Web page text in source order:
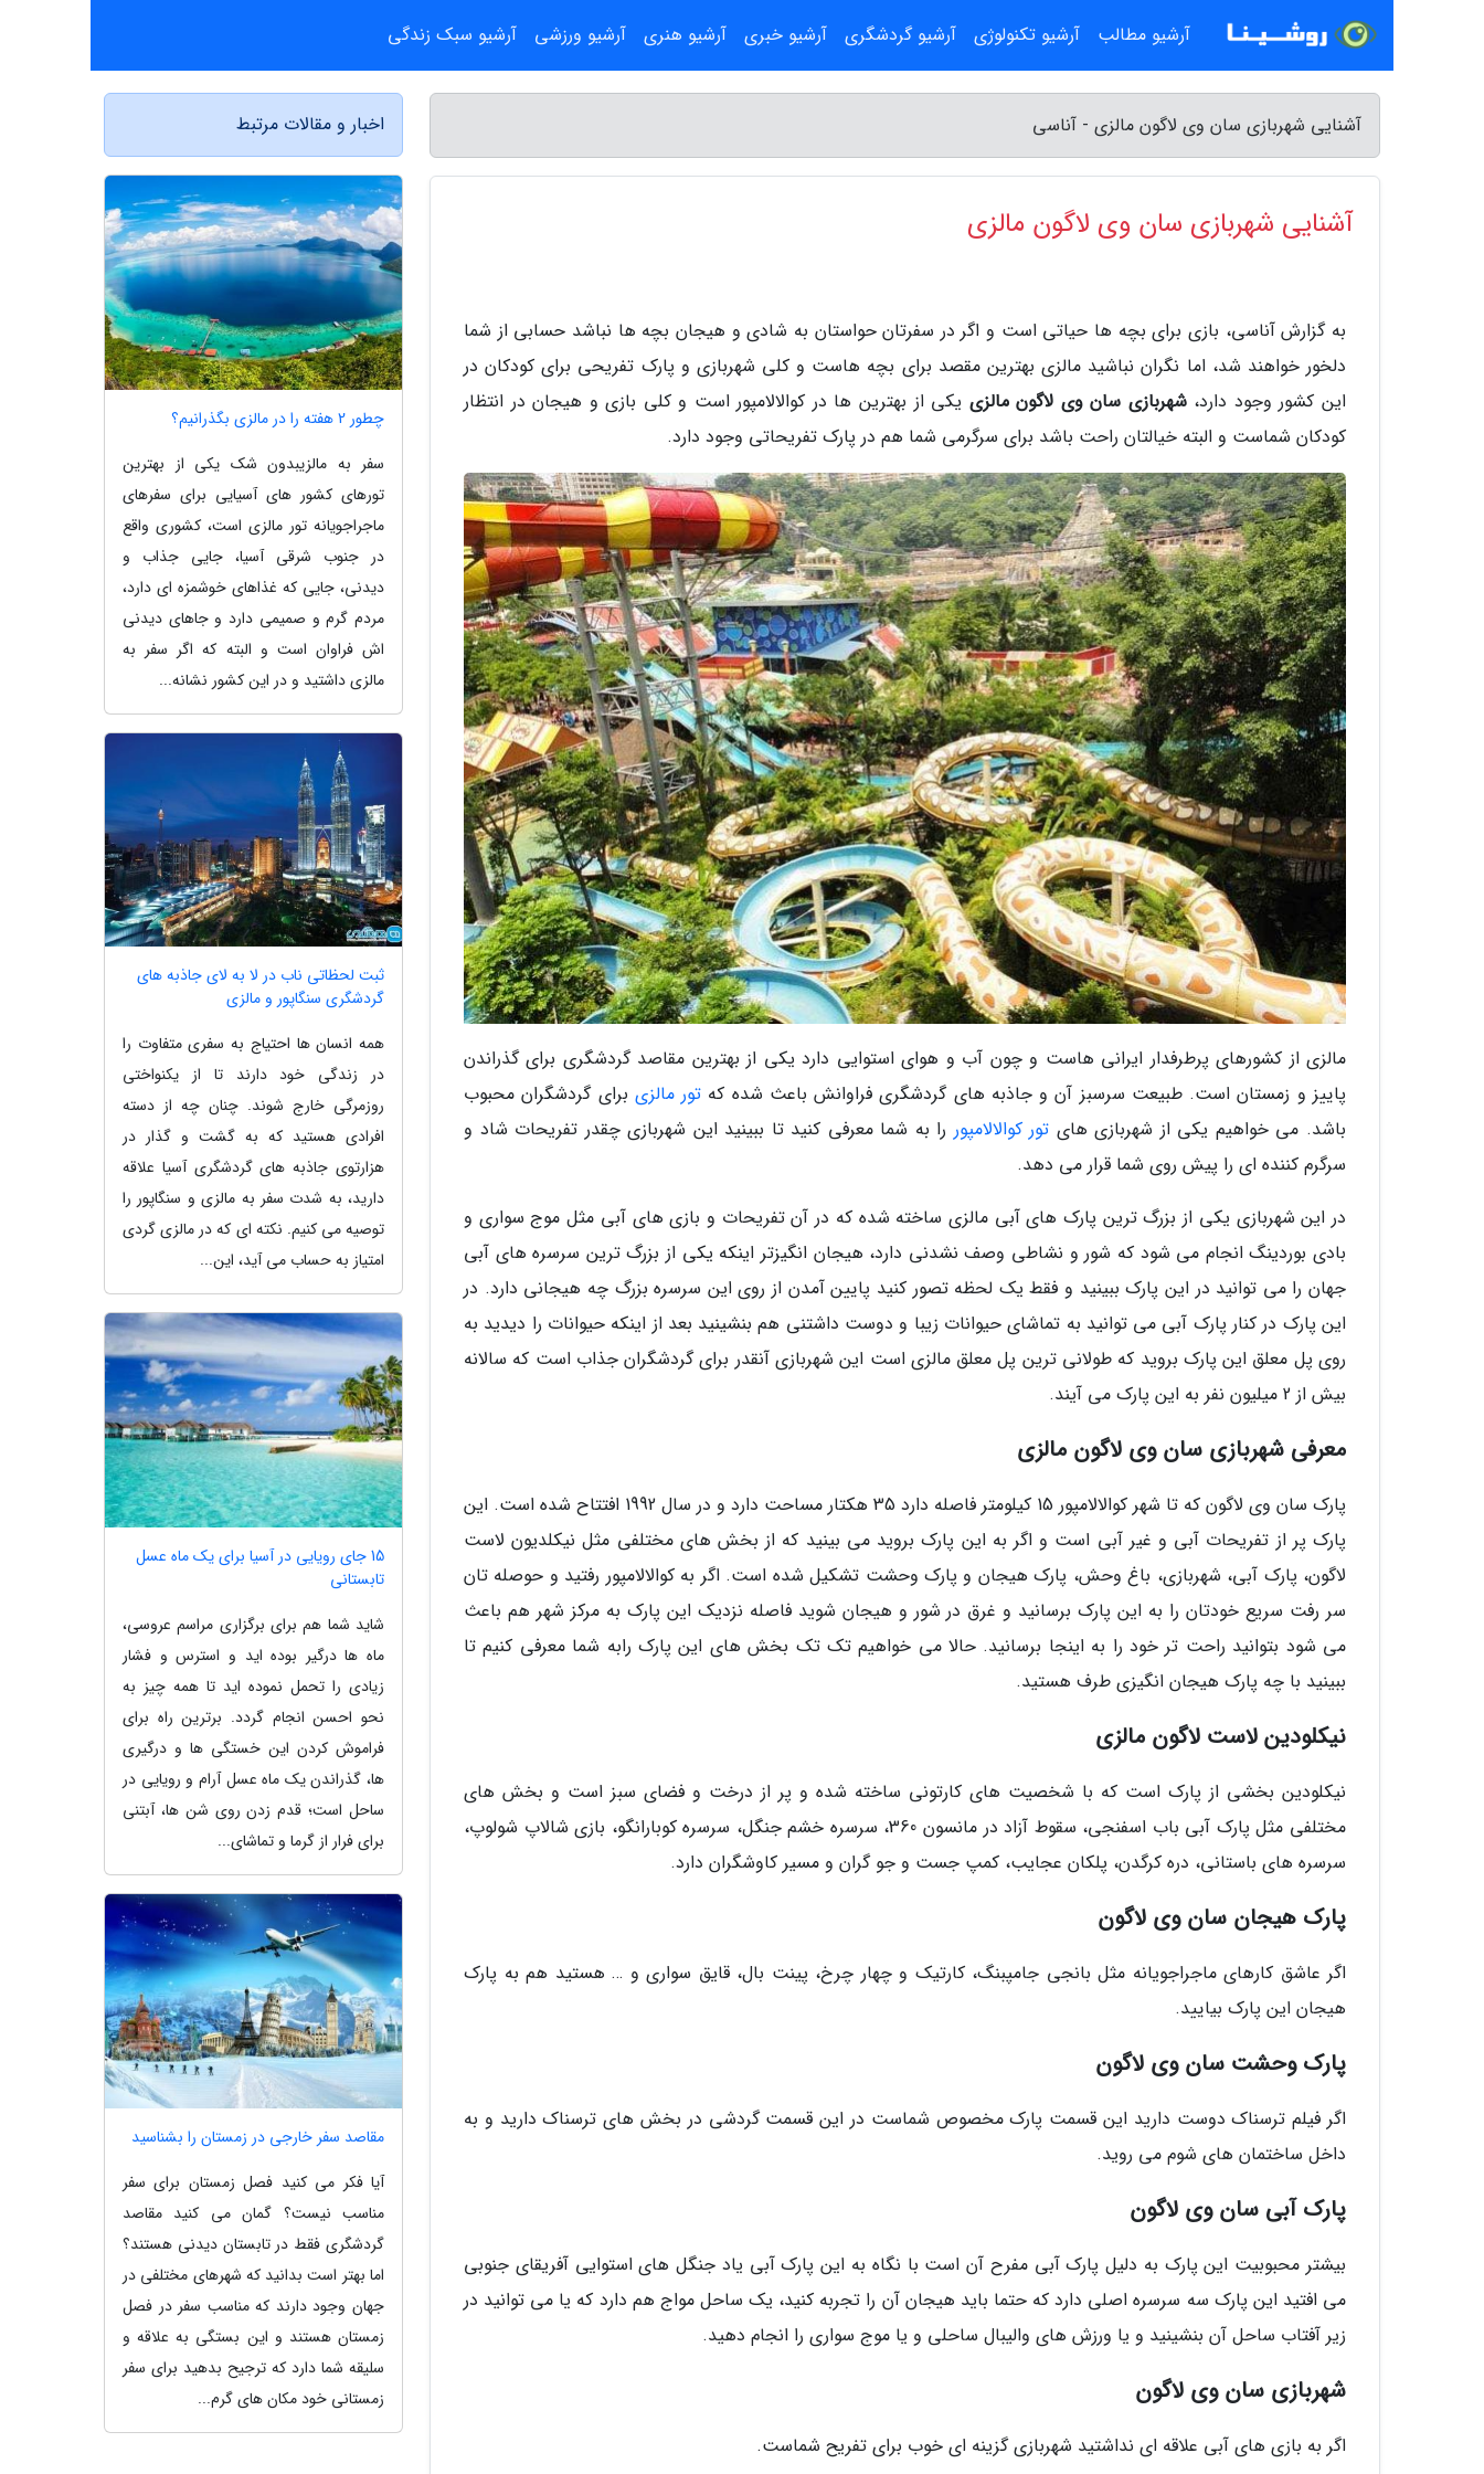
آشنایی شهربازی سان وی لاگون مالزی - آناسی
آشنایی شهربازی سان وی لاگون مالزی
به گزارش آناسی، بازی برای بچه ها حیاتی است و اگر در سفرتان حواستان به شادی و هیجان بچه ها نباشد حسابی از شما
دلخور خواهند شد، اما نگران نباشید مالزی بهترین مقصد برای بچه هاست و کلی شهربازی و پارک تفریحی برای کودکان در
این کشور وجود دارد،شهربازی سان وی لاگون مالزی یکی از بهترین ها در کوالالامپور است و کلی بازی و هیجان در انتظار
کودکان شماست و البته خیالتان راحت باشد برای سرگرمی شما هم در پارک تفریحاتی وجود دارد.
مالزی از کشورهای پرطرفدار ایرانی هاست و چون آب و هوای استوایی دارد یکی از بهترین مقاصد گردشگری برای گذراندن
پاییز و زمستان است. طبیعت سرسبز آن و جاذبه های گردشگری فراوانش باعث شده که تور مالزی برای گردشگران محبوب
باشد. می خواهیم یکی از شهربازی های تور کوالالامپور را به شما معرفی کنید تا ببینید این شهربازی چقدر تفریحات شاد و
سرگرم کننده ای را پیش روی شما قرار می دهد.
در این شهربازی یکی از بزرگ ترین پارک های آبی مالزی ساخته شده که در آن تفریحات و بازی های آبی مثل موج سواری و
بادی بوردینگ انجام می شود که شور و نشاطی وصف نشدنی دارد، هیجان انگیزتر اینکه یکی از بزرگ ترین سرسره های آبی
جهان را می توانید در این پارک ببینید و فقط یک لحظه تصور کنید پایین آمدن از روی این سرسره بزرگ چه هیجانی دارد. در
این پارک در کنار پارک آبی می توانید به تماشای حیوانات زیبا و دوست داشتنی هم بنشینید بعد از اینکه حیوانات را دیدید به
روی پل معلق این پارک بروید که طولانی ترین پل معلق مالزی است این شهربازی آنقدر برای گردشگران جذاب است که سالانه
بیش از 2 میلیون نفر به این پارک می آیند.
معرفی شهربازی سان وی لاگون مالزی
پارک سان وی لاگون که تا شهر کوالالامپور 15 کیلومتر فاصله دارد 35 هکتار مساحت دارد و در سال 1992 افتتاح شده است. این
پارک پر از تفریحات آبی و غیر آبی است و اگر به این پارک بروید می بینید که از بخش های مختلفی مثل نیکلدیون لاست
لاگون، پارک آبی، شهربازی، باغ وحش، پارک هیجان و پارک وحشت تشکیل شده است. اگر به کوالالامپور رفتید و حوصله تان
سر رفت سریع خودتان را به این پارک برسانید و غرق در شور و هیجان شوید فاصله نزدیک این پارک به مرکز شهر هم باعث
می شود بتوانید راحت تر خود را به اینجا برسانید. حالا می خواهیم تک تک بخش های این پارک رابه شما معرفی کنیم تا
ببینید با چه پارک هیجان انگیزی طرف هستید.
نیکلودین لاست لاگون مالزی
نیکلودین بخشی از پارک است که با شخصیت های کارتونی ساخته شده و پر از درخت و فضای سبز است و بخش های
مختلفی مثل پارک آبی باب اسفنجی، سقوط آزاد در مانسون 360، سرسره خشم جنگل، سرسره کوبارانگو، بازی شالاپ شولوپ،
سرسره های باستانی، دره کرگدن، پلکان عجایب، کمپ جست و جو گران و مسیر کاوشگران دارد.
پارک هیجان سان وی لاگون
اگر عاشق کارهای ماجراجویانه مثل بانجی جامپبنگ، کارتیک و چهار چرخ، پینت بال، قایق سواری و … هستید هم به پارک
هیجان این پارک بیایید.
پارک وحشت سان وی لاگون
اگر فیلم ترسناک دوست دارید این قسمت پارک مخصوص شماست در این قسمت گردشی در بخش های ترسناک دارید و به
داخل ساختمان های شوم می روید.
پارک آبی سان وی لاگون
بیشتر محبوبیت این پارک به دلیل پارک آبی مفرح آن است با نگاه به این پارک آبی یاد جنگل های استوایی آفریقای جنوبی
می افتید این پارک سه سرسره اصلی دارد که حتما باید هیجان آن را تجربه کنید، یک ساحل مواج هم دارد که یا می توانید در
زیر آفتاب ساحل آن بنشینید و یا ورزش های والیبال ساحلی و یا موج سواری را انجام دهید.
شهربازی سان وی لاگون
اگر به بازی های آبی علاقه ای نداشتید شهربازی گزینه ای خوب برای تفریح شماست.
اخبار و مقالات مرتبط
چطور 2 هفته را در مالزی بگذرانیم؟
سفر به مالزیبدون شک یکی از بهترین
تورهای کشور های آسیایی برای سفرهای
ماجراجویانه تور مالزی است، کشوری واقع
در جنوب شرقی آسیا، جایی جذاب و
دیدنی، جایی که غذاهای خوشمزه ای دارد،
مردم گرم و صمیمی دارد و جاهای دیدنی
اش فراوان است و البته که اگر سفر به
مالزی داشتید و در این کشور نشانه...
ثبت لحظاتی ناب در لا به لای جاذبه های
گردشگری سنگاپور و مالزی
همه انسان ها احتیاج به سفری متفاوت را
در زندگی خود دارند تا از یکنواختی
روزمرگی خارج شوند. چنان چه از دسته
افرادی هستید که به گشت و گذار در
هزارتوی جاذبه های گردشگری آسیا علاقه
دارید، به شدت سفر به مالزی و سنگاپور را
توصیه می کنیم. نکته ای که در مالزی گردی
امتیاز به حساب می آید، این...
15 جای رویایی در آسیا برای یک ماه عسل
تابستانی
شاید شما هم برای برگزاری مراسم عروسی،
ماه ها درگیر بوده اید و استرس و فشار
زیادی را تحمل نموده اید تا همه چیز به
نحو احسن انجام گردد. برترین راه برای
فراموش کردن این خستگی ها و درگیری
ها، گذراندن یک ماه عسل آرام و رویایی در
ساحل است؛ قدم زدن روی شن ها، آبتنی
برای فرار از گرما و تماشای...
مقاصد سفر خارجی در زمستان را بشناسید
آیا فکر می کنید فصل زمستان برای سفر
مناسب نیست؟ گمان می کنید مقاصد
گردشگری فقط در تابستان دیدنی هستند؟
اما بهتر است بدانید که شهرهای مختلفی در
جهان وجود دارند که مناسب سفر در فصل
زمستان هستند و این بستگی به علاقه و
سلیقه شما دارد که ترجیح بدهید برای سفر
زمستانی خود مکان های گرم...
آرشیو مطالب آرشیو تکنولوژی آرشیو گردشگری آرشیو خبری آرشیو هنری آرشیو ورزشی آرشیو سبک زندگی